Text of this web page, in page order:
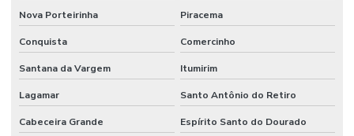
Nova Porteirinha Piracema
Conquista Comercinho
Santana da Vargem Itumirim
Lagamar Santo Antônio do Retiro
Cabeceira Grande Espírito Santo do Dourado